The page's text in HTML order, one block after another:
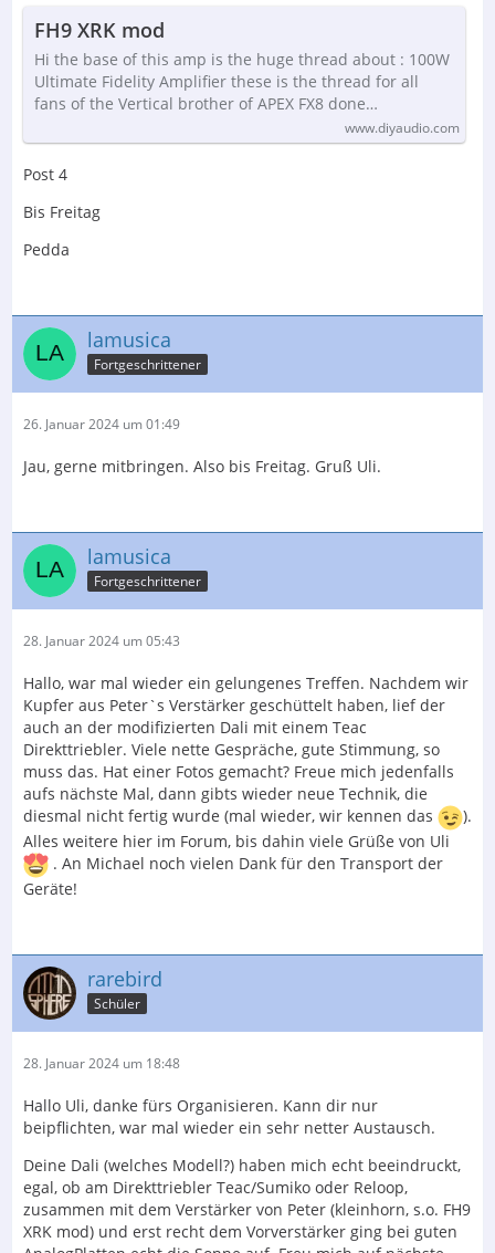
FH9 XRK mod
Hi the base of this amp is the huge thread about : 100W
Ultimate Fidelity Amplifier these is the thread for all
fans of the Vertical brother of APEX FX8 done…
www.diyaudio.com
Post 4
Bis Freitag
Pedda
lamusica
Fortgeschrittener
26. Januar 2024 um 01:49
Jau, gerne mitbringen. Also bis Freitag. Gruß Uli.
lamusica
Fortgeschrittener
28. Januar 2024 um 05:43
Hallo, war mal wieder ein gelungenes Treffen. Nachdem wir
Kupfer aus Peter`s Verstärker geschüttelt haben, lief der
auch an der modifizierten Dali mit einem Teac
Direkttriebler. Viele nette Gespräche, gute Stimmung, so
muss das. Hat einer Fotos gemacht? Freue mich jedenfalls
aufs nächste Mal, dann gibts wieder neue Technik, die
diesmal nicht fertig wurde (mal wieder, wir kennen das
).
Alles weitere hier im Forum, bis dahin viele Grüße von Uli
. An Michael noch vielen Dank für den Transport der
Geräte!
rarebird
Schüler
28. Januar 2024 um 18:48
Hallo Uli, danke fürs Organisieren. Kann dir nur
beipflichten, war mal wieder ein sehr netter Austausch.
Deine Dali (welches Modell?) haben mich echt beeindruckt,
egal, ob am Direkttriebler Teac/Sumiko oder Reloop,
zusammen mit dem Verstärker von Peter (kleinhorn, s.o. FH9
XRK mod) und erst recht dem Vorverstärker ging bei guten